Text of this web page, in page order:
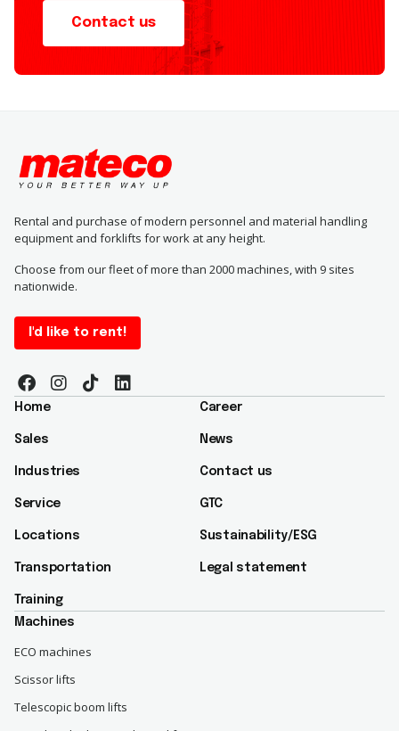
Contact us
Rental and purchase of modern personnel and material handling
equipment and forklifts for work at any height.
Choose from our fleet of more than 2000 machines, with 9 sites
nationwide.
I'd like to rent!
Home
Sales
Industries
Service
Locations
Transportation
Training
Career
News
Contact us
GTC
Sustainability/ESG​
Legal statement
Machines
ECO machines
Scissor lifts
Telescopic boom lifts